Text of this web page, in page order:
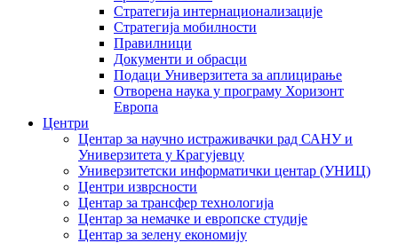
Стратегија интернационализације
Стратегија мобилности
Правилници
Документи и обрасци
Подаци Универзитета за аплицирање
Отворена наука у програму Хоризонт
Европа
Центри
Центар за научно истраживачки рад САНУ и
Универзитета у Крагујевцу
Универзитетски информатички центар (УНИЦ)
Центри изврсности
Центар за трансфер технологија
Центар за немачке и европске студије
Центар за зелену економију